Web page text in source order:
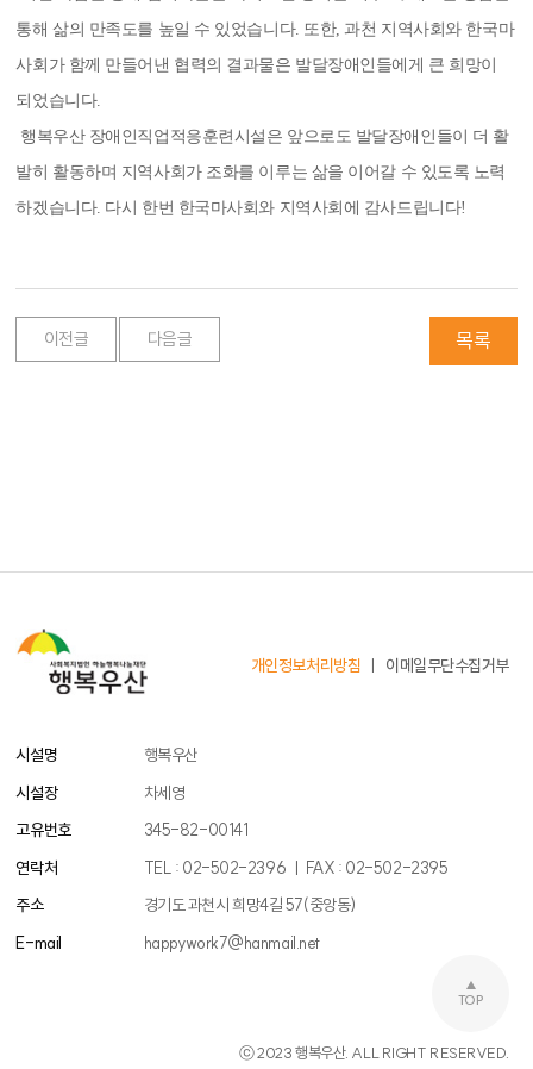
통해 삶의 만족도를 높일 수 있었습니다. 또한, 과천 지역사회와 한국마
사회가 함께 만들어낸 협력의 결과물은 발달장애인들에게 큰 희망이
되었습니다.
행복우산 장애인직업적응훈련시설은 앞으로도 발달장애인들이 더 활
발히 활동하며 지역사회가 조화를 이루는 삶을 이어갈 수 있도록 노력
하겠습니다. 다시 한번 한국마사회와 지역사회에 감사드립니다!
이전글 다음글 목록
시설명
행복우산
시설장
차세영
고유번호
345-82-00141
연락처
TEL : 02-502-2396 ㅣ FAX : 02-502-2395
주소
경기도 과천시 희망4길 57(중앙동)
E-mail
happywork7@hanmail.net
개인정보처리방침 이메일무단수집거부
ⓒ 2023 행복우산. ALL RIGHT RESERVED.
TOP